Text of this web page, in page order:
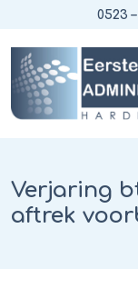
0523
Verjaring
aftrek